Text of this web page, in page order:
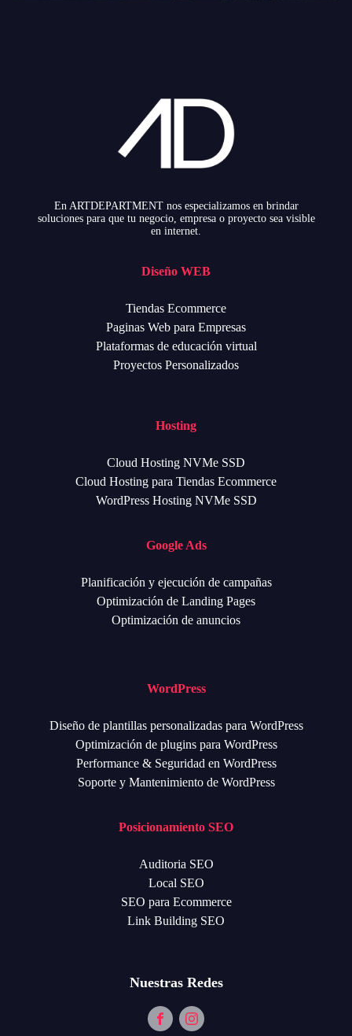
En ARTDEPARTMENT nos especializamos en brindar
soluciones para que tu negocio, empresa o proyecto sea visible
en internet.
Diseño WEB
Tiendas Ecommerce
Paginas Web para Empresas
Plataformas de educación virtual
Proyectos Personalizados
Hosting
Cloud Hosting NVMe SSD
Cloud Hosting para Tiendas Ecommerce
WordPress Hosting NVMe SSD
Google Ads
Planificación y ejecución de campañas
Optimización de Landing Pages
Optimización de anuncios
WordPress
Diseño de plantillas personalizadas para WordPress
Optimización de plugins para WordPress
Performance & Seguridad en WordPress
Soporte y Mantenimiento de WordPress
Posicionamiento SEO
Auditoria SEO
Local SEO
SEO para Ecommerce
Link Building SEO
Nuestras Redes